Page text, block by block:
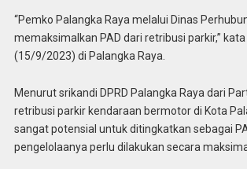
“Pemko Palangka Raya melalui Dinas
memaksimalkan PAD dari retribusi parkir,”
(15/9/2023) di Palangka Raya.
Menurut srikandi DPRD Palangka Raya dari
retribusi parkir kendaraan bermotor di Kota
sangat potensial untuk ditingkatkan sebagai
pengelolaanya perlu dilakukan secara